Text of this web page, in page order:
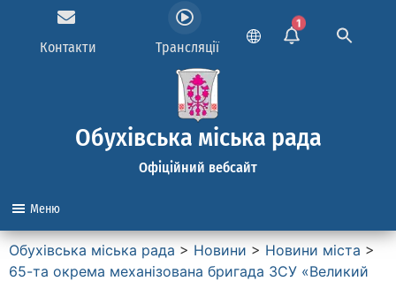
Контакти Трансляції
1
Обухівська міська рада
Офіційний вебсайт
Меню
Обухівська міська рада > Новини > Новини міста >
65-та окрема механізована бригада ЗСУ «Великий